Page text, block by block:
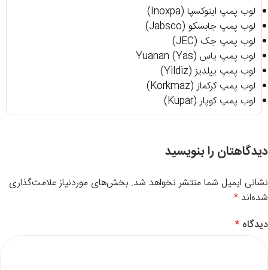
لوب پمپ اینوکسپا (Inoxpa)
لوب پمپ جابسکو (Jabsco)
لوب پمپ جک (JEC)
لوب پمپ یاس Yuanan (Yas)
لوب پمپ ییلدیز (Yildiz)
لوب پمپ کرکماز (Korkmaz)
لوب پمپ کوپار (Kupar)
دیدگاهتان را بنویسید
نشانی ایمیل شما منتشر نخواهد شد. بخش‌های موردنیاز علامت‌گذاری
شده‌اند*
دیدگاه *